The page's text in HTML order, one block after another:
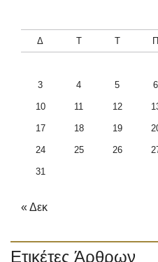
Δ Τ Τ Π
3 4 5 6
10 11 12
17 18 19
24 25 26
31
« Δεκ
Ετικέτες Άρθρων